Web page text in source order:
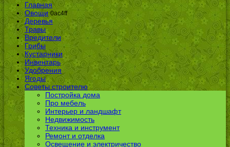
Главная
Овощи 0ac4ff
Деревья
Травы
Вредители
Грибы
Кустарники
Инвентарь
Удобрения
Ягоды
Советы строителю
Постройка дома
Про мебель
Интерьер и ландшафт
Недвижимость
Техника и инструмент
Ремонт и отделка
Освещение и электричество